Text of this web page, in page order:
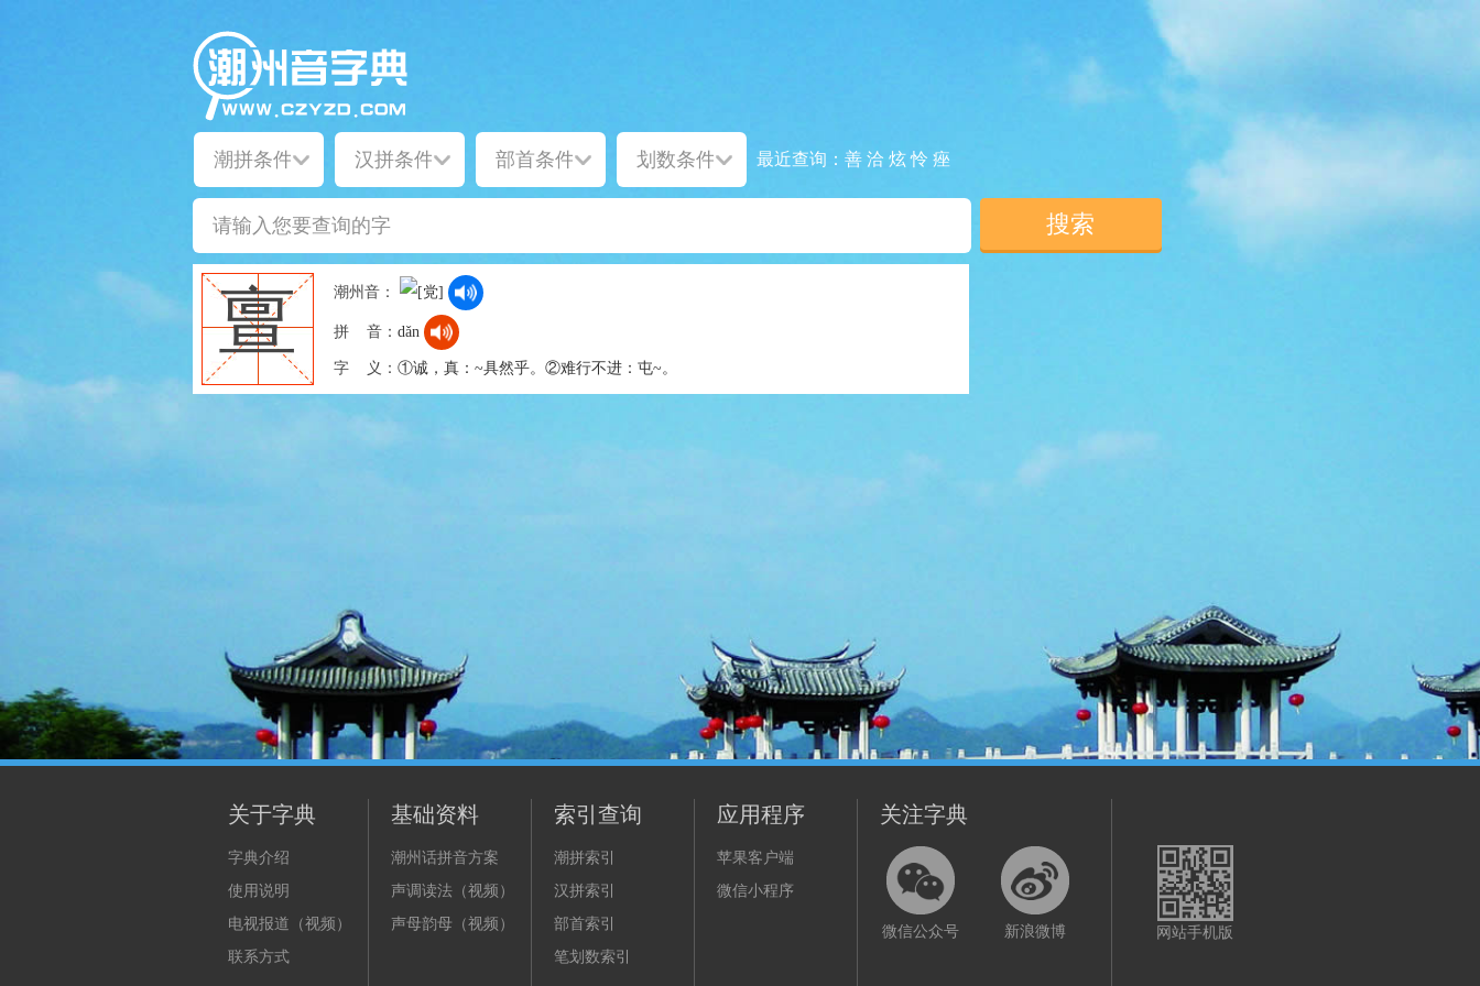
最近查询： 善 洽 炫 怜 痤
亶 潮州音：
拼 音： dǎn
字 义： ①诚，真：~具然乎。②难行不进：屯~。
关于字典
字典介绍
使用说明
电视报道（视频）
联系方式
基础资料
潮州话拼音方案
声调读法（视频）
声母韵母（视频）
索引查询
潮拼索引
汉拼索引
部首索引
笔划数索引
应用程序
苹果客户端
微信小程序
关注字典
微信公众号 新浪微博 网站手机版